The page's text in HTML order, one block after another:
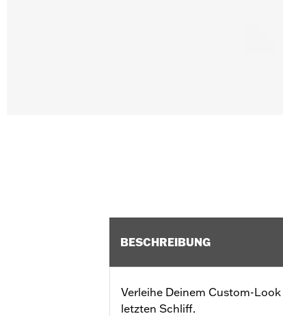
BESCHREIBUNG
Verleihe Deinem Custom-
letzten Schliff.